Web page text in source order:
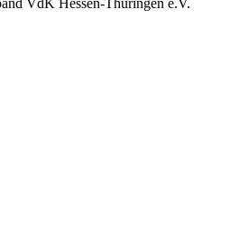
VdK Hessen-Thüringen e.V.